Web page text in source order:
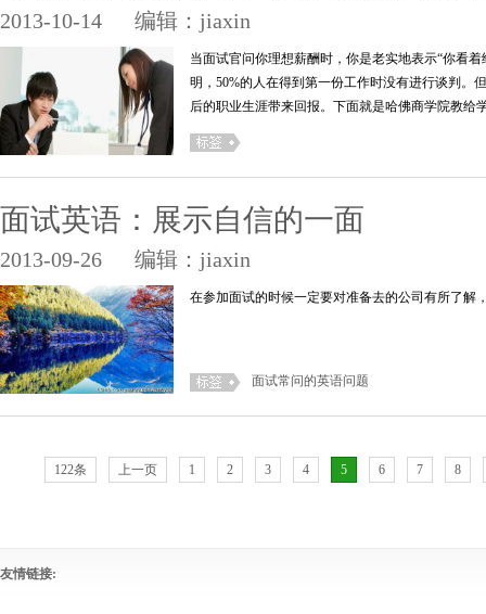
2013-10-14 编辑：jiaxin
当面试官问你理想薪酬时，你是老实地表示“你看
明，50%的人在得到第一份工作时没有进行谈判。
后的职业生涯带来回报。下面就是哈佛商学院教给
面试英语：展示自信的一面
2013-09-26 编辑：jiaxin
在参加面试的时候一定要对准备去的公司有所了解
面试常问的英语问题
122条 上一页 1 2 3 4 5 6 7 8
友情链接: